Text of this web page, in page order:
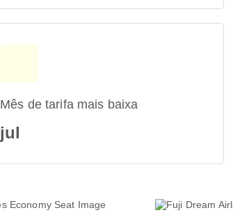
Mês de tarifa mais baixa
jul